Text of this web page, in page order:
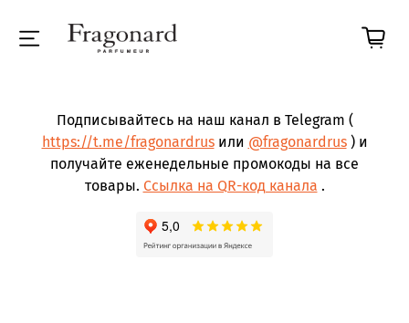
Подписывайтесь на наш канал в Telegram (
https://t.me/fragonardrusили @fragonardrus) и
получайте еженедельные промокоды на все
товары. Ссылка на QR-код канала .